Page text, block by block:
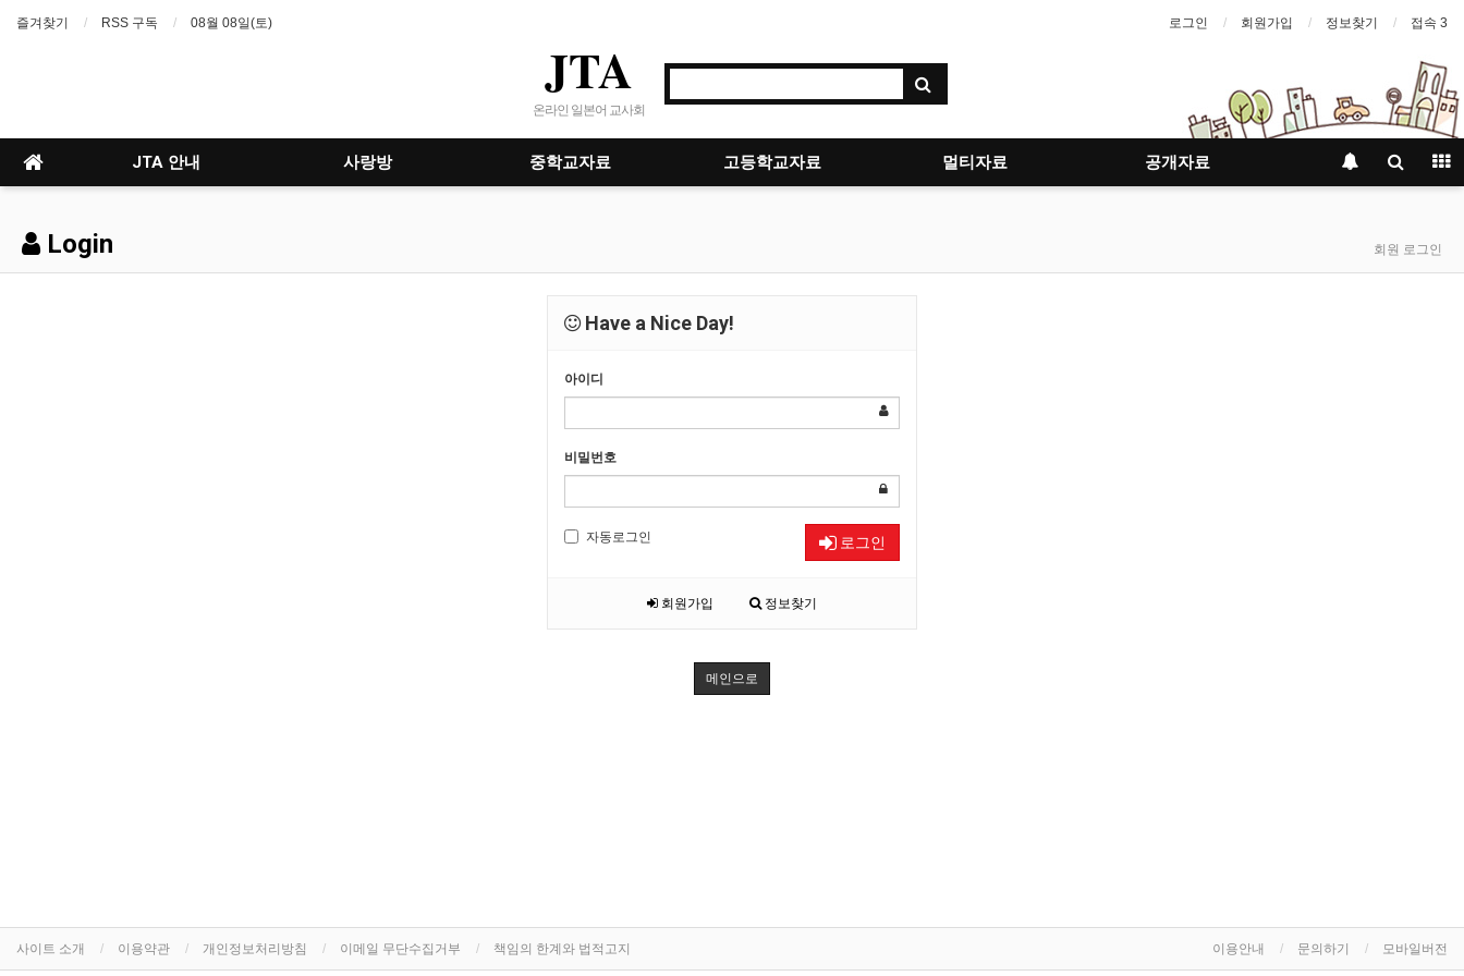
즐겨찾기 RSS 구독 08월 08일(토) 로그인 회원가입 정보찾기 접속 3
JTA
온라인 일본어 교사회
JTA 안내 사랑방 중학교자료 고등학교자료 멀티자료 공개자료
Login 회원 로그인
Have a Nice Day!
아이디
비밀번호
자동로그인 로그인
회원가입 정보찾기
메인으로
사이트 소개 이용약관 개인정보처리방침 이메일 무단수집거부 책임의 한계와 법적고지 이용안내 문의하기 모바일버전